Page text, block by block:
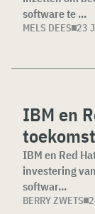
software te ...
MELS DEES 23
IBM en
IBM en Red
investering
softwar...
BERRY ZWETS